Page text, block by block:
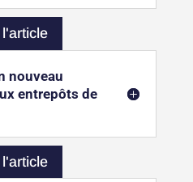
nouveau
entrepôts de